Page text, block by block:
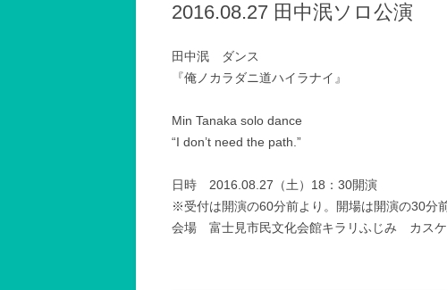
2016.08.27 田中泯ソロ公演
田中泯 ダンス
『俺ノカラダニ道ハイラナイ』
Min Tanaka solo dance
“I don’t need the path.”
日時 2016.08.27（土）18：30開演
※受付は開演の60分前より。開場は開演の30分前
会場 富士見市民文化会館キラリふじみ カスケ